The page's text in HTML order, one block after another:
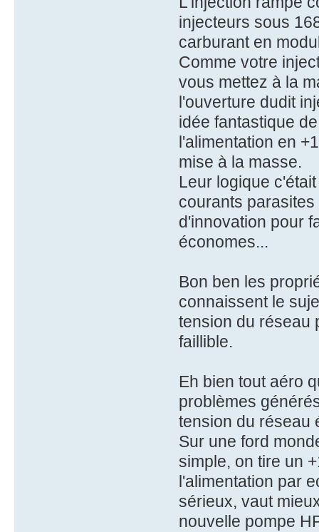
injecteurs sous
carburant en
Comme votre
vous mettez à la
l'ouverture dudit
idée fantastique
l'alimentation en
mise à la masse.
Leur logique
courants
d'innovation pour
économes...
Bon ben les
connaissent le
tension du réseau
faillible.
Eh bien tout aéro
problèmes
tension du réseau
Sur une ford
simple, on tire un
l'alimentation par
sérieux, vaut
nouvelle pompe